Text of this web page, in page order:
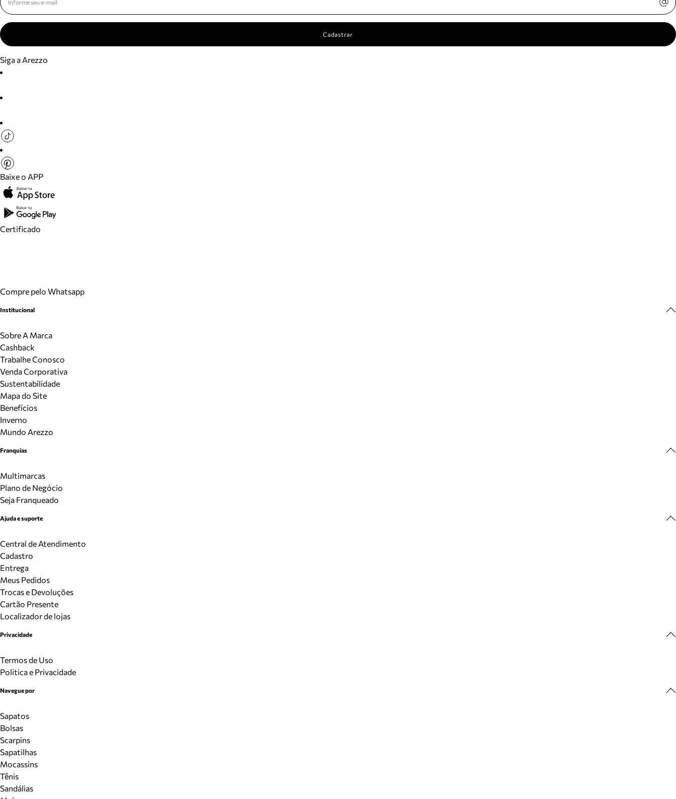
Cadastrar
Siga a Arezzo
Baixe o APP
Certificado
Compre pelo Whatsapp
Institucional
Sobre A Marca
Cashback
Trabalhe Conosco
Venda Corporativa
Sustentabilidade
Mapa do Site
Benefícios
Inverno
Mundo Arezzo
Franquias
Multimarcas
Plano de Negócio
Seja Franqueado
Ajuda e suporte
Central de Atendimento
Cadastro
Entrega
Meus Pedidos
Trocas e Devoluções
Cartão Presente
Localizador de lojas
Privacidade
Termos de Uso
Politica e Privacidade
Navegue por
Sapatos
Bolsas
Scarpins
Sapatilhas
Mocassins
Tênis
Sandálias